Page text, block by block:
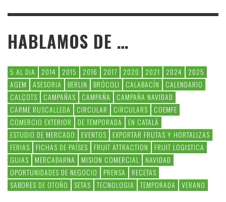
HABLAMOS DE …
5 AL DIA 2014 2015 2016 2017 2020 2021 2024
2025
AGEM
ASESORIA BERLIN BRÓCOLI CALABACÍN
CALENDARIO
CALÇOTS
CAMPAÑAS CAMPAÑA
CAMPAÑA NAVIDAD
CARME RUSCALLEDA
CIRCULAR CIRCULARS
COEMFE
COMERCIO EXTERIOR
DE TEMPORADA
EN CATALÀ
ESTUDIO DE MERCADO
EVENTOS
EXPORTAR FRUTAS Y HORTALIZAS
FERIAS
FICHAS DE PAÍSES FRUIT ATTRACTION
FRUIT LOGISTICA
GUIAS
MERCABARNA MISION COMERCIAL
NAVIDAD
OPORTUNIDADES DE NEGOCIO
PRENSA
RECETAS
SABORES DE OTOÑO
SETAS TECNOLOGIA TEMPORADA VERANO